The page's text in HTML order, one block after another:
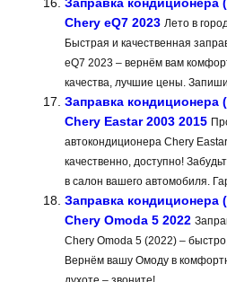
Заправка кондиционера
Chery eQ7 2023 Лето в
Быстрая и качественная
eQ7 2023 – вернём вам
качества, лучшие цены.
Заправка кондиционера
Chery Eastar 2003 2015
автокондиционера Chery
качественно, доступно!
в салон вашего автомобиля.
Заправка кондиционера
Chery Omoda 5 2022
Chery Omoda 5 (2022) –
Вернём вашу Омоду в